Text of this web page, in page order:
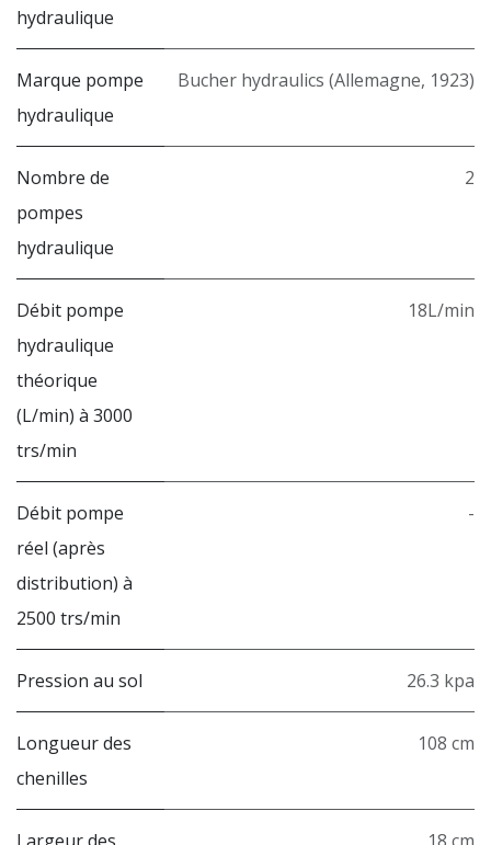
hydraulique
Marque pompe
hydraulique
Bucher hydraulics (Allemagne, 1923)
Nombre de
pompes
hydraulique
2
Débit pompe
hydraulique
théorique
(L/min) à 3000
trs/min
18L/min
Débit pompe
réel (après
distribution) à
2500 trs/min
-
Pression au sol 26.3 kpa
Longueur des
chenilles
108 cm